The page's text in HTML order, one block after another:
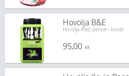
Hovolja B&E
Hovolja med pensel i locket
95,00 KR